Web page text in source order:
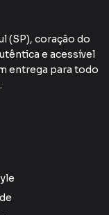
(SP), coração do
e acessível
entrega para todo